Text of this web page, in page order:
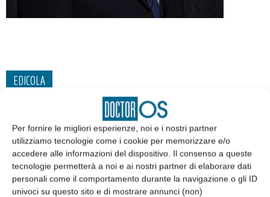
Per fornire le migliori esperienze, noi e i nostri partner
utilizziamo tecnologie come i cookie per memorizzare e/o
accedere alle informazioni del dispositivo. Il consenso a queste
tecnologie permetterà a noi e ai nostri partner di elaborare dati
personali come il comportamento durante la navigazione o gli ID
univoci su questo sito e di mostrare annunci (non)
EDICOLA